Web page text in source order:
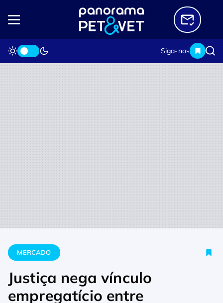
Siga-nos
Home Mercado Justiça nega vínculo empregatício entre
MERCADO
Justiça nega vínculo
empregatício entre